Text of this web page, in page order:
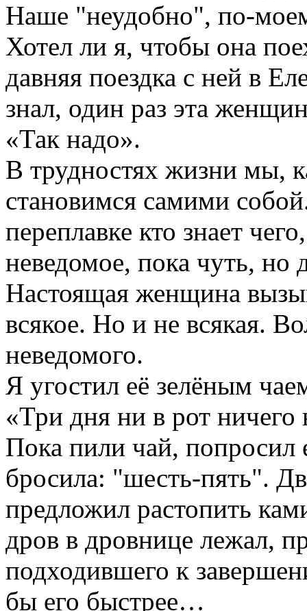
Наше "неудобно", по-
Хотел ли я, чтобы она
давняя поездка с ней в
знал, один раз эта
«Так надо».
В трудностях жизни мы,
становимся самими
переплавке кто знает
неведомое, пока чуть,
Настоящая женщина
всякое. Но и не всякая.
неведомого.
Я угостил её зелёным
«Три дня ни в рот ничего
Пока пили чай, попросил
бросила: "шесть-пять".
предложил растопить
дров в дровнице лежал,
подходившего к
бы его быстрее…